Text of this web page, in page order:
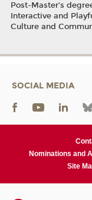
Post-Master’s
Interactive and
Culture and
SOCIAL MEDIA
Nominations and
Site